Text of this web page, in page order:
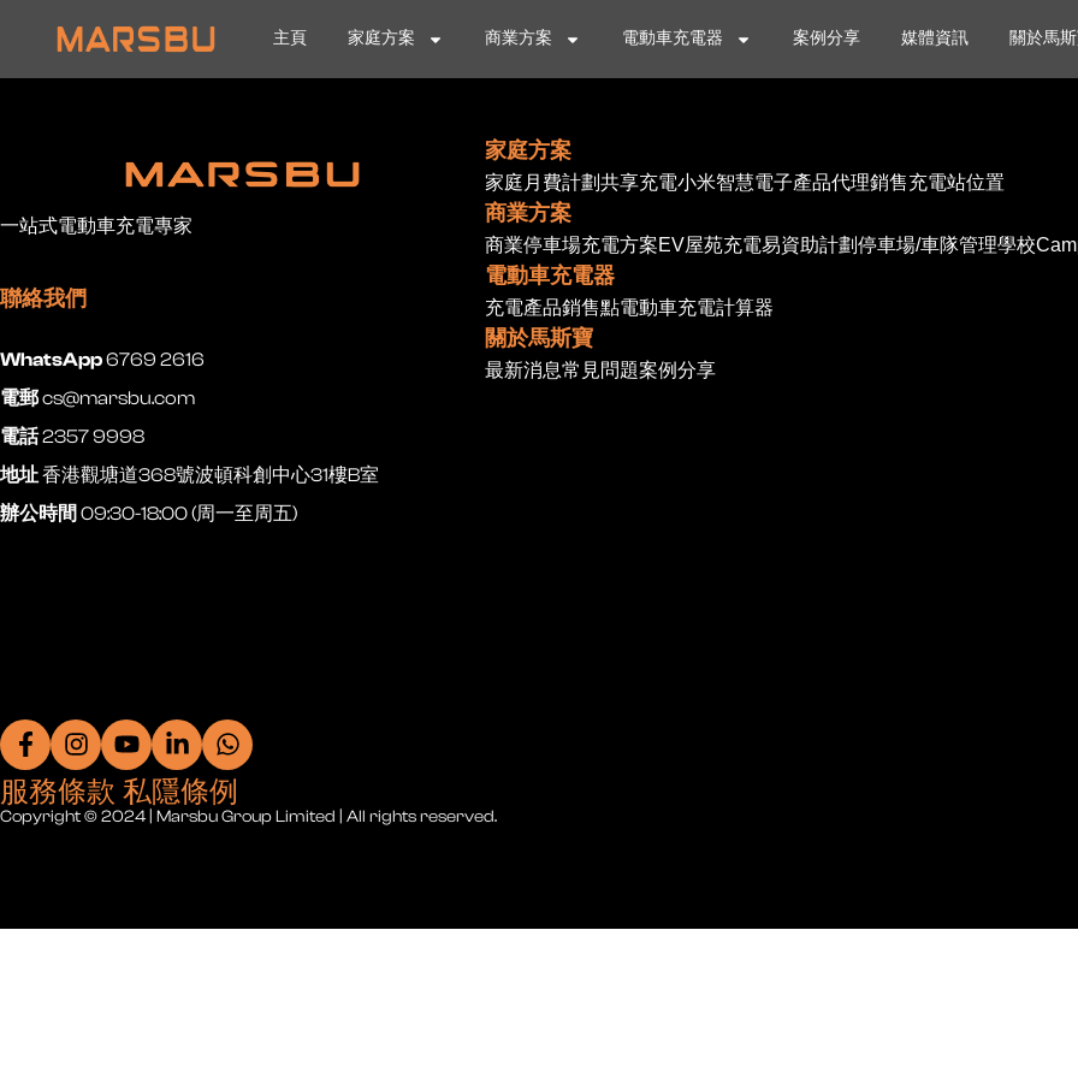
主頁 家庭方案 商業方案 電動車充電器 案例分享 媒體資訊 關於馬
一站式電動車充電專家
聯絡我們
WhatsApp6769 2616
電郵cs@marsbu.com
電話2357 9998
地址香港觀塘道368號波頓科創中心31樓B室
辦公時間 09:30-18:00 (周一至周五)
家庭方案
家庭月費計劃共享充電小米智慧電子產品代理銷售充電站位置
商業方案
商業停車場充電方案EV屋苑充電易資助計劃停車場/車隊管理學校
電動車充電器
充電產品銷售點電動車充電計算器
關於馬斯寶
最新消息常見問題案例分享
服務條款 私隱條例
Copyright © 2024 | Marsbu Group Limited | All rights reserved.